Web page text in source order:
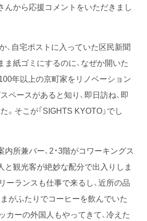
んから応援コメントをいただきまし
、自宅ポストに入っていた区民新聞
ま紙ゴミにするのに、なぜか開いた
年以上の京町家をリノベーション
ペースがあると知り、即日訪ね、即
。そこが「SIGHTS KYOTO」でし
所兼バー、2・3階がコワーキングス
と観光客が絶妙な配分で出入りしま
ーランスも仕事で来るし、近所の品
がふたりでコーヒーを飲んでいた
カーの外国人もやってきて、冷えた